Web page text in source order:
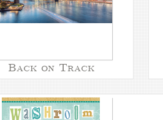
Back on Track